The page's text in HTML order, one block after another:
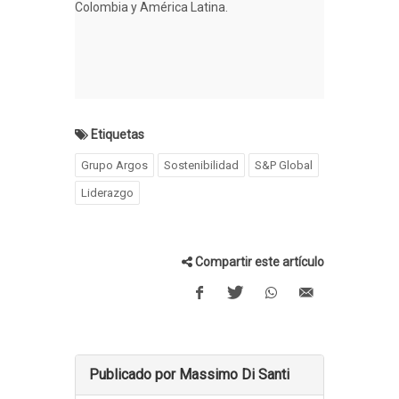
Colombia y América Latina.
Etiquetas
Grupo Argos Sostenibilidad S&P Global
Liderazgo
Compartir este artículo
Publicado por Massimo Di Santi